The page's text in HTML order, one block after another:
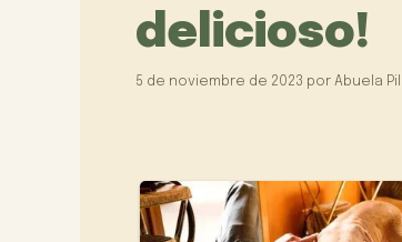
delicioso!
5 de noviembre de 2023 por Abuela